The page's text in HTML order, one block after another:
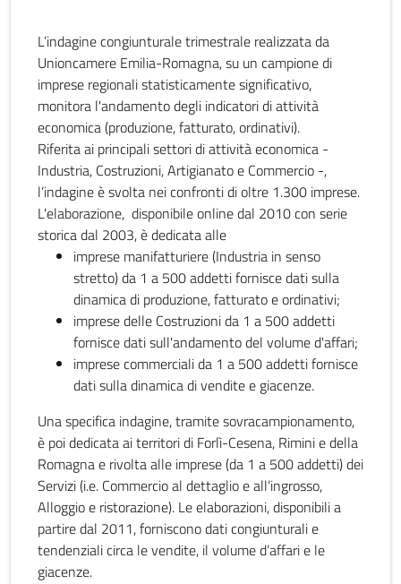
L’indagine congiunturale trimestrale realizzata da
Unioncamere Emilia-Romagna, su un campione di
imprese regionali statisticamente significativo,
monitora l'andamento degli indicatori di attività
economica (produzione, fatturato, ordinativi).
Riferita ai principali settori di attività economica -
Industria, Costruzioni, Artigianato e Commercio -,
l’indagine è svolta nei confronti di oltre 1.300 imprese.
L'elaborazione, disponibile online dal 2010 con serie
storica dal 2003, è dedicata alle
imprese manifatturiere (Industria in senso
stretto) da 1 a 500 addetti fornisce dati sulla
dinamica di produzione, fatturato e ordinativi;
imprese delle Costruzioni da 1 a 500 addetti
fornisce dati sull'andamento del volume d'affari;
imprese commerciali da 1 a 500 addetti fornisce
dati sulla dinamica di vendite e giacenze.
Una specifica indagine, tramite sovracampionamento,
è poi dedicata ai territori di Forlì-Cesena, Rimini e della
Romagna e rivolta alle imprese (da 1 a 500 addetti) dei
Servizi (i.e. Commercio al dettaglio e all’ingrosso,
Alloggio e ristorazione). Le elaborazioni, disponibili a
partire dal 2011, forniscono dati congiunturali e
tendenziali circa le vendite, il volume d’affari e le
giacenze.